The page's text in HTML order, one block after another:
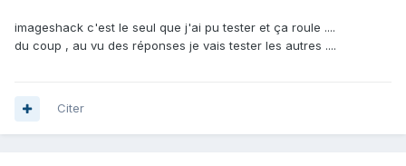
imageshack c'est le seul que j'ai pu tester et ça roule ....
du coup , au vu des réponses je vais tester les autres ....
Citer